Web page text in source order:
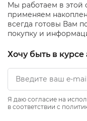
Мы работаем в этой
применяем
всегда готовы Вам
покупку и
Хочу быть в
Я даю согласие на
в соответствии с